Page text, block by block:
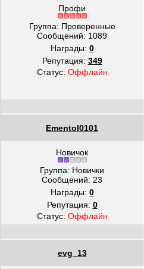
Профи
Группа: Проверенные
Сообщений: 1089
Награды: 0
Репутация: 349
Статус: Оффлайн
Ementol0101
Новичок
Группа: Новички
Сообщений: 23
Награды: 0
Репутация: 0
Статус: Оффлайн
evg_13